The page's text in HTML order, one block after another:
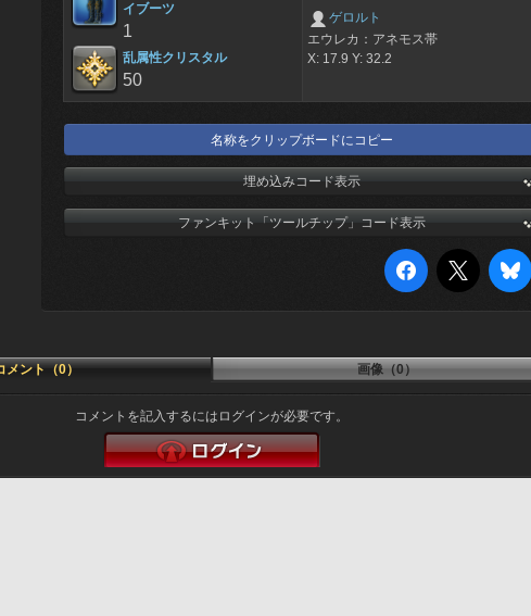
イブーツ
1
乱属性クリスタル
50
ゲロルト
エウレカ：アネモス帯
X: 17.9 Y: 32.2
名称をクリップボードにコピー
埋め込みコード表示
ファンキット「ツールチップ」コード表示
メント（0） 画像（0）
コメントを記入するにはログインが必要です。